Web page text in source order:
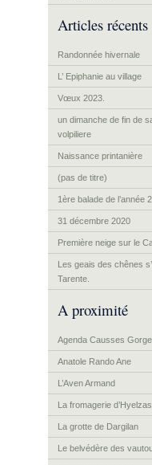
Articles récents
Randonnée hivernale
L’ Epiphanie au village
Vœux 2023.
un dimanche de fin de
volpiliere
Naissance printanière
(pas de titre)
1ère balade de l’année
31 décembre 2020
Première neige sur le
Les geais des chênes
Tarente.
A proximité
Agenda Causses
Anatole Rando Ane
L’Aven Armand
La fromagerie d’Hyelzas
La grotte de Dargilan
Le belvédère des